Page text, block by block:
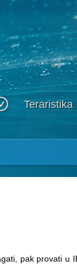
Teraristika
pak provati u